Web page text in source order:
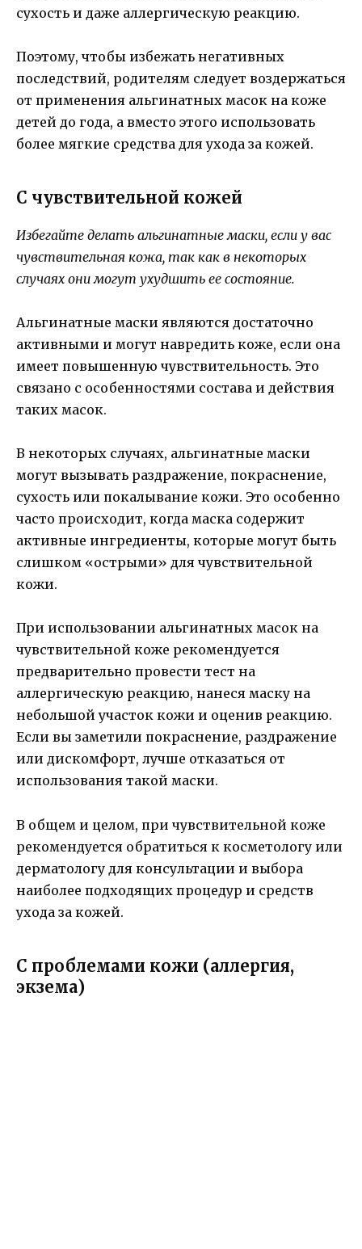
сухость и даже аллергическую реакцию.
Поэтому, чтобы избежать негативных
последствий, родителям следует воздержаться
от применения альгинатных масок на коже
детей до года, а вместо этого использовать
более мягкие средства для ухода за кожей.
С чувствительной кожей
Избегайте делать альгинатные маски, если у вас
чувствительная кожа, так как в некоторых
случаях они могут ухудшить ее состояние.
Альгинатные маски являются достаточно
активными и могут навредить коже, если она
имеет повышенную чувствительность. Это
связано с особенностями состава и действия
таких масок.
В некоторых случаях, альгинатные маски
могут вызывать раздражение, покраснение,
сухость или покалывание кожи. Это особенно
часто происходит, когда маска содержит
активные ингредиенты, которые могут быть
слишком «острыми» для чувствительной
кожи.
При использовании альгинатных масок на
чувствительной коже рекомендуется
предварительно провести тест на
аллергическую реакцию, нанеся маску на
небольшой участок кожи и оценив реакцию.
Если вы заметили покраснение, раздражение
или дискомфорт, лучше отказаться от
использования такой маски.
В общем и целом, при чувствительной коже
рекомендуется обратиться к косметологу или
дерматологу для консультации и выбора
наиболее подходящих процедур и средств
ухода за кожей.
С проблемами кожи (аллергия,
экзема)